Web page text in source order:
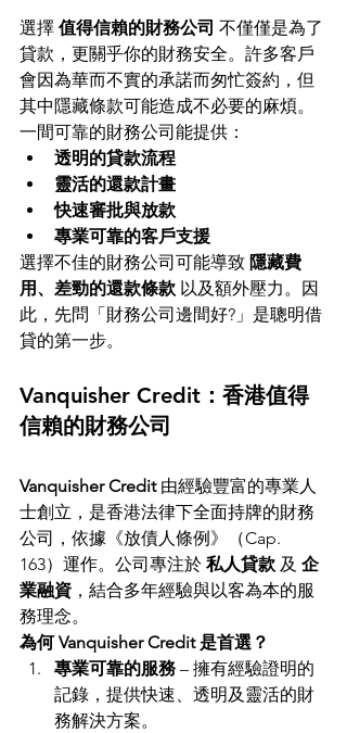
選擇 值得信賴的財務公司 不僅僅是為了
貸款，更關乎你的財務安全。許多客戶
會因為華而不實的承諾而匆忙簽約，但
其中隱藏條款可能造成不必要的麻煩。
一間可靠的財務公司能提供：
透明的貸款流程
靈活的還款計畫
快速審批與放款
專業可靠的客戶支援
選擇不佳的財務公司可能導致 隱藏費
用、差勁的還款條款 以及額外壓力。因
此，先問「財務公司邊間好?」是聰明借
貸的第一步。
Vanquisher Credit：香港值得
信賴的財務公司
Vanquisher Credit 由經驗豐富的專業人
士創立，是香港法律下全面持牌的財務
公司，依據《放債人條例》（Cap.
163）運作。公司專注於 私人貸款 及 企
業融資 ，結合多年經驗與以客為本的服
務理念。
為何 Vanquisher Credit 是首選？
專業可靠的服務 – 擁有經驗證明的
記錄，提供快速、透明及靈活的財
務解決方案。